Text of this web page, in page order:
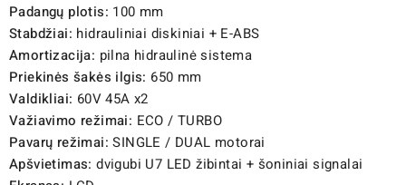
Padangų plotis: 100 mm
Stabdžiai: hidrauliniai diskiniai + E-ABS
Amortizacija: pilna hidraulinė sistema
Priekinės šakės ilgis: 650 mm
Valdikliai: 60V 45A x2
Važiavimo režimai: ECO / TURBO
Pavarų režimai: SINGLE / DUAL motorai
Apšvietimas: dvigubi U7 LED žibintai + šoniniai signalai